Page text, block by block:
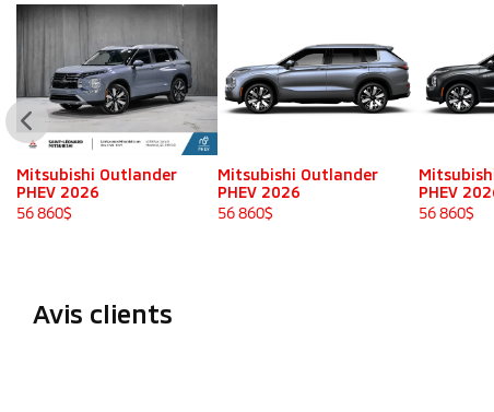
Mitsubishi Outlander
PHEV 2026
56 860$
Mitsubishi Outlander
PHEV 2026
56 860$
PHEV
56 860$
Avis clients